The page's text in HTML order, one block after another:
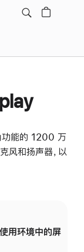
功能的 1200 万
风和扬声器，以
用环境中的屏